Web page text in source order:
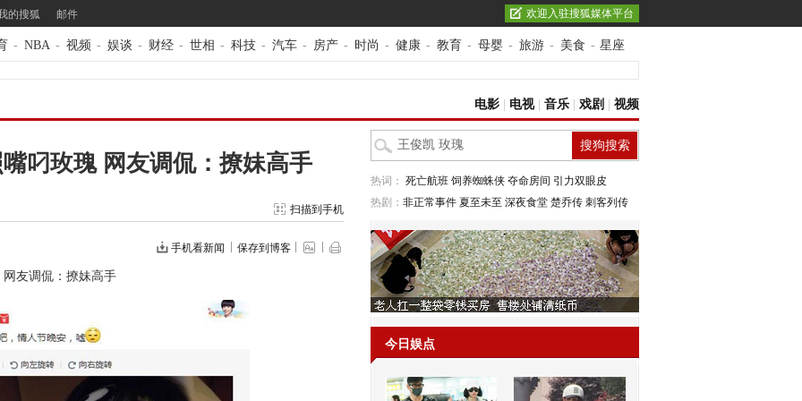
的搜狐 邮件 欢迎入驻搜狐媒体平台
- NBA - 视频 - 娱谈 - 财经 - 世相 - 科技 - 汽车 - 房产 - 时尚 - 健康 - 教育 - 母婴 - 旅游 - 美食 - 星座
电影 电视| 音乐 戏剧 视频
叼玫瑰 网友调侃：撩妹高手
扫描到手机
手机看新闻 保存到博客
友调侃：撩妹高手
热词： 死亡航班 饲养蜘蛛侠 夺命房间 引力双眼皮
热剧： 非正常事件 夏至未至 深夜食堂 楚乔传 刺客列传
今日娱点